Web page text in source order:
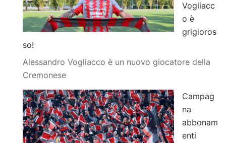
Vogliacc
o è
grigioros
so!
Alessandro Vogliacco è un nuovo giocatore della
Cremonese
Campag
na
abbonam
enti